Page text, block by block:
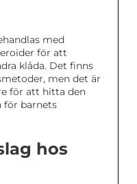
med
för att
klåda. Det finns
men det är
för att hitta den
för barnets
hos